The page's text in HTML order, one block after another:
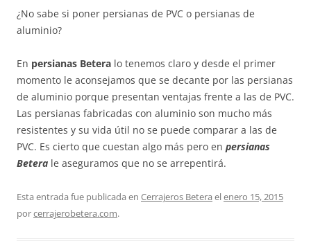
¿No sabe si poner persianas de PVC o persianas de
aluminio?
En persianas Betera lo tenemos claro y desde el primer
momento le aconsejamos que se decante por las persianas
de aluminio porque presentan ventajas frente a las de PVC.
Las persianas fabricadas con aluminio son mucho más
resistentes y su vida útil no se puede comparar a las de
PVC. Es cierto que cuestan algo más pero en persianas
Betera le aseguramos que no se arrepentirá.
Esta entrada fue publicada en Cerrajeros Betera elenero 15, 2015
porcerrajerobetera.com.